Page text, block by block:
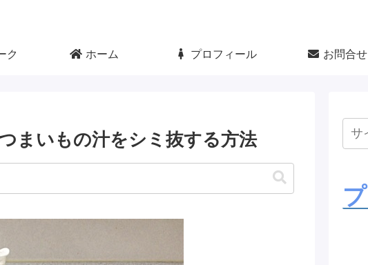
ク ホーム プロフィール お問合せ
まいもの汁をシミ抜する方法
プ